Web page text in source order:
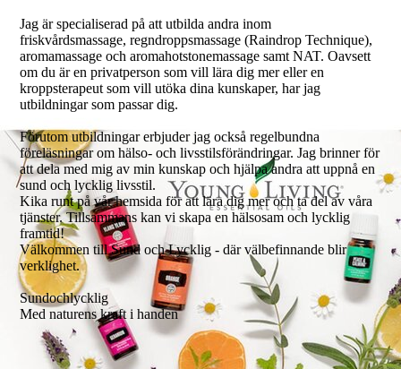
Jag är specialiserad på att utbilda andra inom
friskvårdsmassage, regndroppsmassage (Raindrop Technique),
aromamassage och aromahotstonemassage samt NAT. Oavsett
om du är en privatperson som vill lära dig mer eller en
kroppsterapeut som vill utöka dina kunskaper, har jag
utbildningar som passar dig.
Förutom utbildningar erbjuder jag också regelbundna
föreläsningar om hälso- och livsstilsförändringar. Jag brinner för
att dela med mig av min kunskap och hjälpa andra att uppnå en
sund och lycklig livsstil.
Kika runt på vår hemsida för att lära dig mer och ta del av våra
tjänster. Tillsammans kan vi skapa en hälsosam och lycklig
framtid!
Välkommen till Sund och Lycklig - där välbefinnande blir
verklighet.
Sundochlycklig
Med naturens kraft i handen